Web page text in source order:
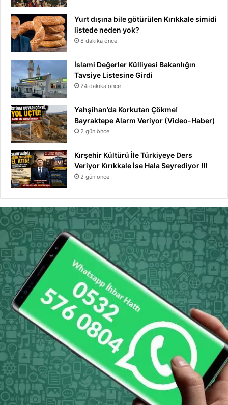
Yurt dışına bile götürülen Kırıkkale simidi
listede neden yok?
8 dakika önce
İslami Değerler Külliyesi Bakanlığın
Tavsiye Listesine Girdi
24 dakika önce
Yahşihan’da Korkutan Çökme!
Bayraktepe Alarm Veriyor (Video-Haber)
2 gün önce
Kırşehir Kültürü İle Türkiyeye Ders
Veriyor Kırıkkale İse Hala Seyrediyor !!!
2 gün önce